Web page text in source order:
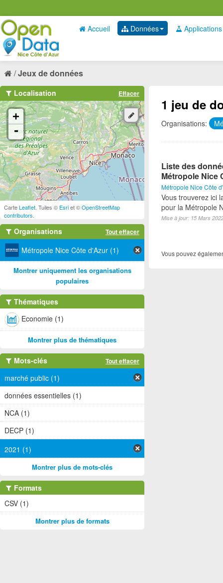
Accueil Données Applications
Jeux de données
1 jeu de
Organisations:
Liste des
Métropole Nice
Métropole Nice Côte
Vous trouverez ici
pour la Métropole
Mise à jour: 15 Mars
Vous pouvez
Localisation Effacer
+
-
CarteLeaflet . Tuiles © Esriet ©OpenStreetMap
contributors
Organisations Tout effacer
Métropole Nice Côte d'Azur (1)
Montrer uniquement les organisations
populaires
Thématiques
Economie (1)
Montrer plus de thématiques
Mots-clés Tout effacer
marché public (1)
données essentielles (1)
NCA (1)
DECP (1)
2021 (1)
Montrer plus de mots-clés
Formats
CSV (1)
Montrer plus de formats